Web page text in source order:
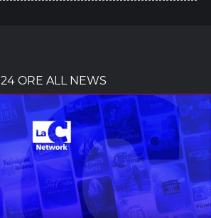
24 ORE ALL NEWS